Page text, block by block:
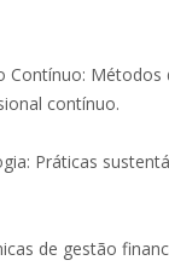
Contínuo: Métodos
contínuo.
Práticas
de gestão